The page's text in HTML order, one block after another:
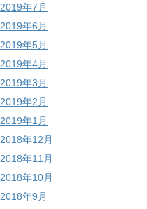
2019年7月
2019年6月
2019年5月
2019年4月
2019年3月
2019年2月
2019年1月
2018年12月
2018年11月
2018年10月
2018年9月